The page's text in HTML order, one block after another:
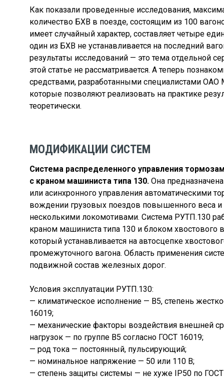
Как показали проведенные исследования,
количество БХВ в поезде, состоящим из 100
имеет случайный характер, составляет четыре
один из БХВ не устанавливается на последний
результаты исследований — это тема отдельной
этой статье не рассматривается. А теперь
средствами, разработанными специалистами
которые позволяют реализовать на практике
теоретически.
МОДИФИКАЦИИ СИСТЕМ
Система распределенного управления
с краном машиниста типа 130. Она
или асинхронного управления автоматическими
вождении грузовых поездов повышенного веса
несколькими локомотивами. Система РУТП.130
краном машиниста типа 130 и блоком хвостового
который устанавливается на автосцепке
промежуточного вагона. Область применения
подвижной состав железных дорог.
Условия эксплуатации РУТП.130:
— климатическое исполнение — В5, степень
16019;
— механические факторы воздействия внешней
нагрузок — по группе В5 согласно ГОСТ 16019;
— род тока — постоянный, пульсирующий;
— номинальное напряжение — 50 или 110 В;
— степень защиты системы — не хуже IP50 по